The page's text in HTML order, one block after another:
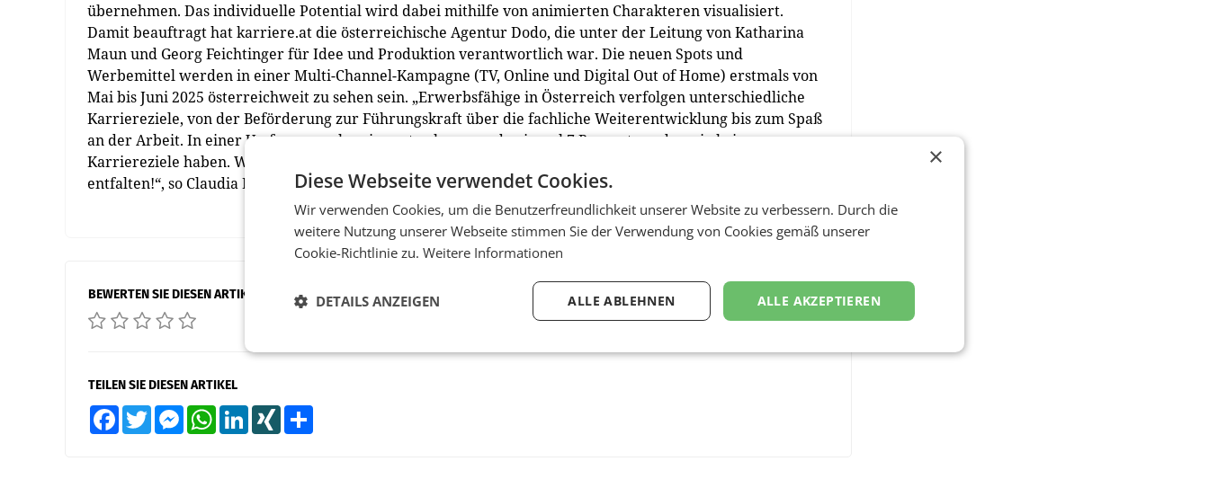
übernehmen. Das individuelle Potential wird dabei mithilfe von animierten Charakteren visualisiert.
Damit beauftragt hat karriere.at die österreichische Agentur Dodo, die unter der Leitung von Katharina
Maun und Georg Feichtinger für Idee und Produktion verantwortlich war. Die neuen Spots und
Werbemittel werden in einer Multi-Channel-Kampagne (TV, Online und Digital Out of Home) erstmals von
Mai bis Juni 2025 österreichweit zu sehen sein. „Erwerbsfähige in Österreich verfolgen unterschiedliche
Karriereziele, von der Beförderung zur Führungskraft über die fachliche Weiterentwicklung bis zum Spaß
an der Arbeit. In einer Umfrage von karriere.at gaben gerade einmal 7 Prozent an, dass sie keine
Karriereziele haben. Wir wollen alle Menschen dabei unterstützen, ihr individuelles Potential voll zu
entfalten!“, so Claudia Eder, Director Marketing bei karriere.at.
BEWERTEN SIE DIESEN ARTIKEL
TEILEN SIE DIESEN ARTIKEL
FacebookTwitter MessengerWhatsAppLinkedInXING
×
Diese Webseite verwendet Cookies.
Wir verwenden Cookies, um die Benutzerfreundlichkeit unserer Website zu verbessern. Durch die
weitere Nutzung unserer Webseite stimmen Sie der Verwendung von Cookies gemäß unserer
Cookie-Richtlinie zu. Weitere Informationen
ALLE AKZEPTIEREN
ALLE ABLEHNEN
DETAILS ANZEIGEN